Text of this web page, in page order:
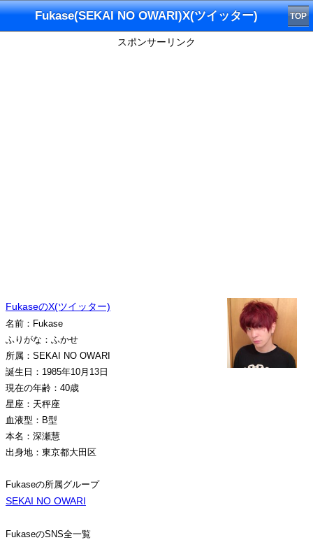
Fukase(SEKAI NO OWARI)X(ツイッター) TOP
スポンサーリンク
FukaseのX(ツイッター)
名前：Fukase
ふりがな：ふかせ
所属：SEKAI NO OWARI
誕生日：1985年10月13日
現在の年齢：40歳
星座：天秤座
血液型：B型
本名：深瀬慧
出身地：東京都大田区
Fukaseの所属グループ
SEKAI NO OWARI
FukaseのSNS全一覧